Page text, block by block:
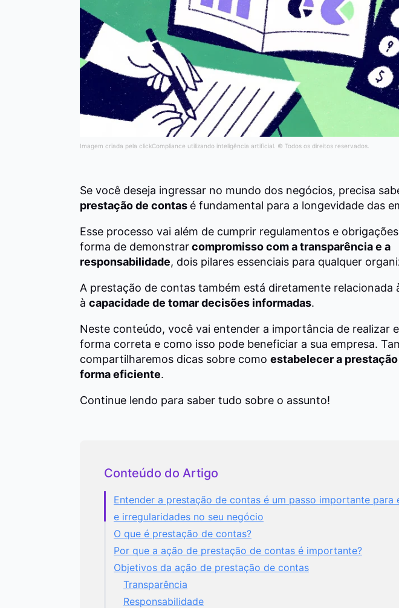
Imagem criada pela clickCompliance utilizando inteligência artificial. © Todos os direitos reservados.
Se você deseja ingressar no mundo dos negócios, precisa
prestação de contas é fundamental para a longevidade das
Esse processo vai além de cumprir regulamentos e
forma de demonstrarcompromisso com a transparência e a
responsabilidade, dois pilares essenciais para qualquer
A prestação de contas também está diretamente relacionada
à capacidade de tomar decisões informadas.
Neste conteúdo, você vai entender a importância de realizar
forma correta e como isso pode beneficiar a sua empresa.
compartilharemos dicas sobre como estabelecer a
forma eficiente.
Continue lendo para saber tudo sobre o assunto!
Conteúdo do Artigo
Entender a prestação de contas é um passo importante para
e irregularidades no seu negócio
O que é prestação de contas?
Por que a ação de prestação de contas é importante?
Objetivos da ação de prestação de contas
Transparência
Responsabilidade